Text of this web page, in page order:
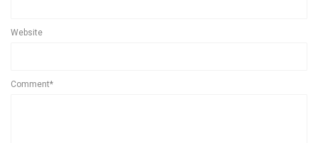
Website
Comment*